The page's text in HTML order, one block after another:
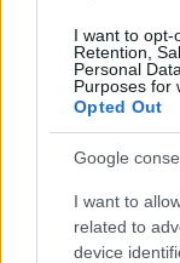
I want to opt-
Retention,
Personal
Purposes for
Opted Out
Google
I want to
related to
device